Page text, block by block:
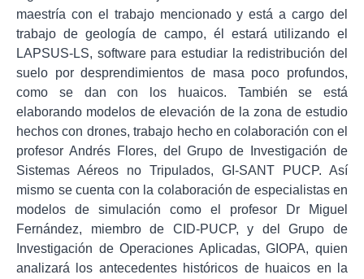
maestría con el trabajo mencionado y está a cargo del
trabajo de geología de campo, él estará utilizando el
LAPSUS-LS, software para estudiar la redistribución del
suelo por desprendimientos de masa poco profundos,
como se dan con los huaicos. También se está
elaborando modelos de elevación de la zona de estudio
hechos con drones, trabajo hecho en colaboración con el
profesor Andrés Flores, del Grupo de Investigación de
Sistemas Aéreos no Tripulados, GI-SANT PUCP. Así
mismo se cuenta con la colaboración de especialistas en
modelos de simulación como el profesor Dr Miguel
Fernández, miembro de CID-PUCP, y del Grupo de
Investigación de Operaciones Aplicadas, GIOPA, quien
analizará los antecedentes históricos de huaicos en la